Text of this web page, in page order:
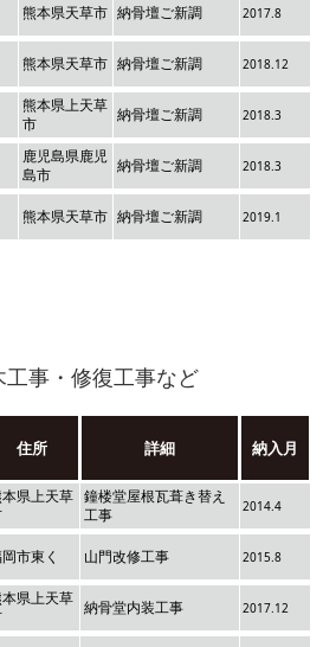
熊本県天草市 納骨壇ご新調 2017.8
熊本県天草市 納骨壇ご新調 2018.12
熊本県上天草
市
納骨壇ご新調 2018.3
鹿児島県鹿児
島市
納骨壇ご新調 2018.3
熊本県天草市 納骨壇ご新調 2019.1
工事・修復工事など
住所 詳細 納入月
県上天草 鐘楼堂屋根瓦葺き替え
工事
2014.4
市東く 山門改修工事 2015.8
県上天草 納骨堂内装工事 2017.12